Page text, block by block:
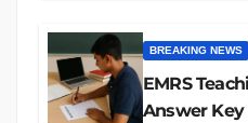
BREAKING NEWS
EMRS
Answer Key